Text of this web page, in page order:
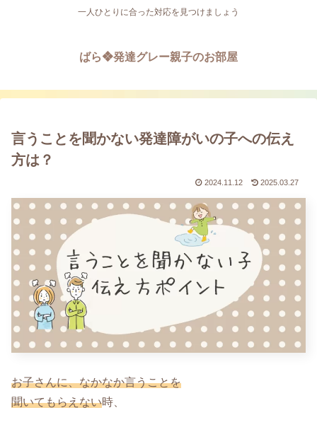
一人ひとりに合った対応を見つけましょう
ばら❖発達グレー親子のお部屋
言うことを聞かない発達障がいの子への伝え
方は？
2024.11.12 2025.03.27
お子さんに、なかなか言うことを
聞いてもらえない時、